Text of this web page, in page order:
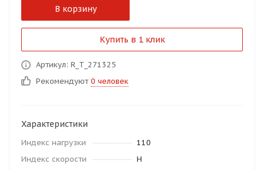
В корзину
Купить в 1 клик
Артикул: R_T_271325
Рекомендуют 0 человек
Характеристики
Индекс нагрузки
110
Индекс скорости
H
об оплате Плайтом
недели
plait.ru